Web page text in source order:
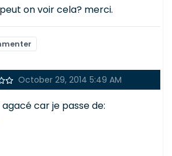
on voir cela? merci.
October 29, 2014 5:49 AM
car je passe de: